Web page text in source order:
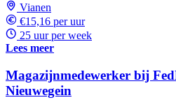
Vianen
€15,16 per uur
25 uur per week
Lees meer
Magazijnmedewerker bij
Nieuwegein